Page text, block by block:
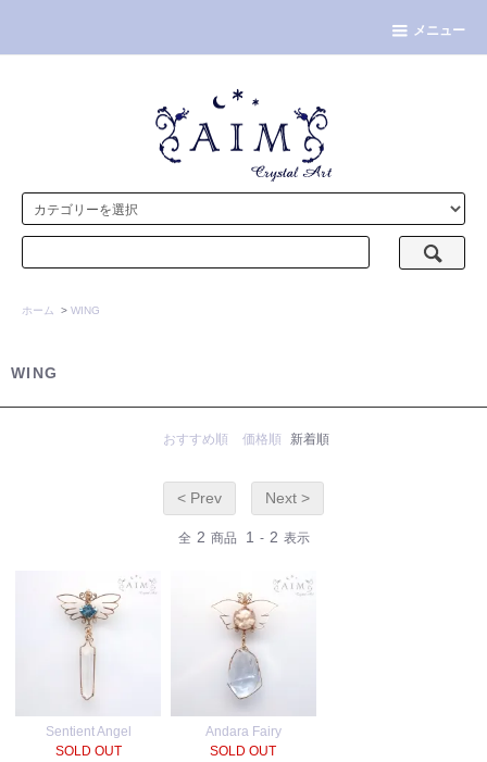
メニュー
ホーム > WING
WING
おすすめ順 価格順 新着順
< Prev Next >
全 2 商品 1 - 2 表示
Sentient Angel
SOLD OUT
Andara Fairy
SOLD OUT